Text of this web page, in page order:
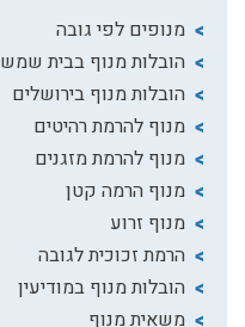
מנופים לפי גובה
הובלות מנוף בבית שמש
הובלות מנוף בירושלים
מנוף להרמת רהיטים
מנוף להרמת מזגנים
מנוף הרמה קטן
מנוף זרוע
הרמת זכוכית לגובה
הובלות מנוף במודיעין
משאית מנוף